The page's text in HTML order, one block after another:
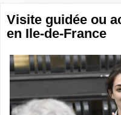
Visite guidée ou
en Ile-de-France